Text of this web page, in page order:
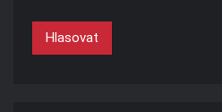
Hlasovat